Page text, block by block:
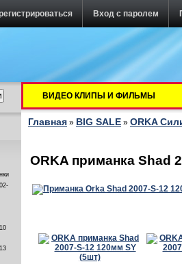
Вход с паролем
ВИДЕО КЛИПЫ И ФИЛЬМЫ
Главная » BIG SALE » ORKA
ORKA приманка Shad